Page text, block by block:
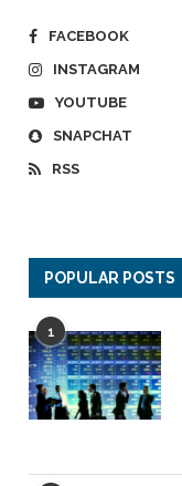
FACEBOOK
INSTAGRAM
YOUTUBE
SNAPCHAT
RSS
POPULAR POSTS
1